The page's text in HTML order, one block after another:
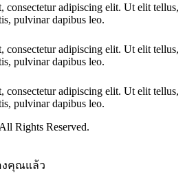
consectetur adipiscing elit. Ut elit tellus,
pulvinar dapibus leo.
consectetur adipiscing elit. Ut elit tellus,
pulvinar dapibus leo.
consectetur adipiscing elit. Ut elit tellus,
pulvinar dapibus leo.
Rights Reserved.
งคุณแล้ว